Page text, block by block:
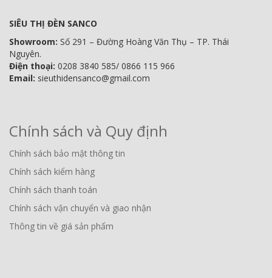
SIÊU THỊ ĐÈN SANCO
Showroom: Số 291 – Đường Hoàng Văn Thụ – TP. Thái
Nguyên.
Điện thoại: 0208 3840 585/ 0866 115 966
Email: sieuthidensanco@gmail.com
Chính sách và Quy định
Chính sách bảo mật thông tin
Chính sách kiểm hàng
Chính sách thanh toán
Chính sách vận chuyển và giao nhận
Thông tin về giá sản phẩm